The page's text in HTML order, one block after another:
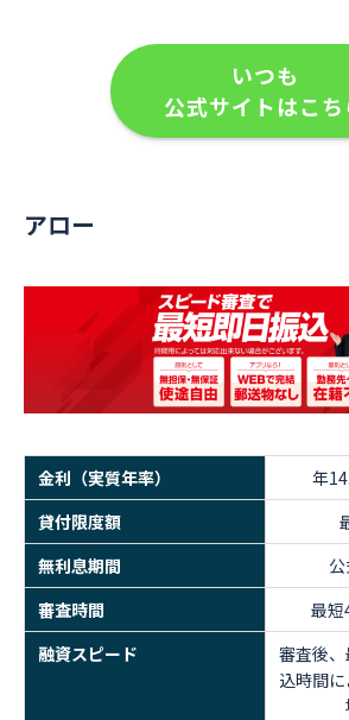
いつも
公式サイトはこち
アロー
金利（実質年率）
年
貸付限度額
無利息期間
審査時間
最短
融資スピード
審査後
込時間